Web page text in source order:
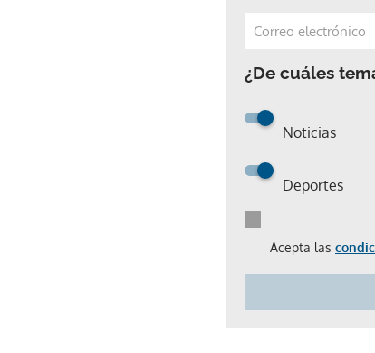
¿De cuáles
Noticias
Deportes
Acepta las